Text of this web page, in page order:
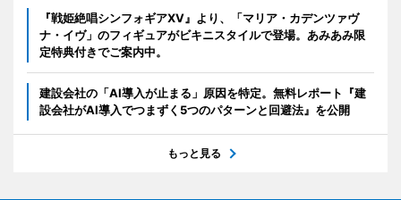
『戦姫絶唱シンフォギアXV』より、「マリア・カデンツァヴ
ナ・イヴ」のフィギュアがビキニスタイルで登場。あみあみ限
定特典付きでご案内中。
建設会社の「AI導入が止まる」原因を特定。無料レポート『建
設会社がAI導入でつまずく5つのパターンと回避法』を公開
もっと見る